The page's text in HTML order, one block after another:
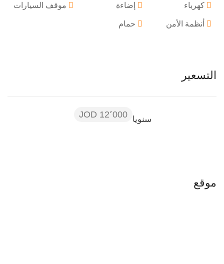
كهرباء إضاءة موقف السيارات
أنظمة الأمن حمام
التسعير
سنويا 12٬000 JOD
موقع